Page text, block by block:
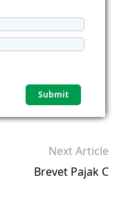
Next Article
Brevet Pajak C